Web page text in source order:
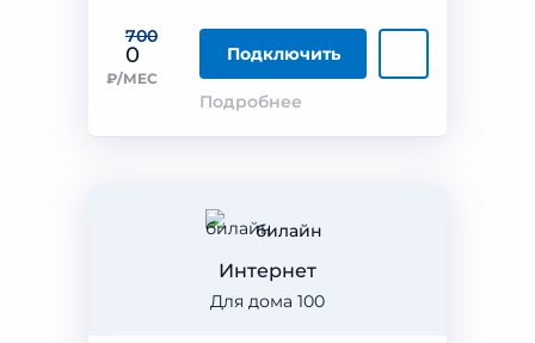
700
0
₽/МЕС
Подключить
Подробнее
билайн
Для дома 100
Интернет